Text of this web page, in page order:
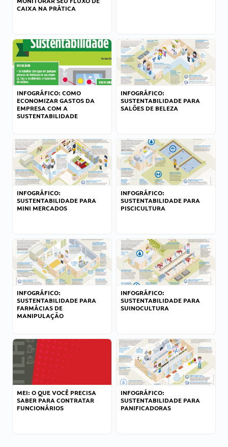
CAIXA NA PRÁTICA
INFOGRÁFICO: COMO
ECONOMIZAR GASTOS DA
EMPRESA COM A
SUSTENTABILIDADE
INFOGRÁFICO:
SUSTENTABILIDADE PARA
SALÕES DE BELEZA
INFOGRÁFICO:
SUSTENTABILIDADE PARA
MINI MERCADOS
INFOGRÁFICO:
SUSTENTABILIDADE PARA
PISCICULTURA
INFOGRÁFICO:
SUSTENTABILIDADE PARA
FARMÁCIAS DE
MANIPULAÇÃO
INFOGRÁFICO:
SUSTENTABILIDADE PARA
SUINOCULTURA
MEI: O QUE VOCÊ PRECISA
SABER PARA CONTRATAR
FUNCIONÁRIOS
INFOGRÁFICO:
SUSTENTABILIDADE PARA
PANIFICADORAS